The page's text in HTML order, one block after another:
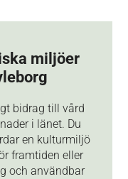
miljöer
bidrag till vård
i länet. Du
en kulturmiljö
framtiden eller
och användbar